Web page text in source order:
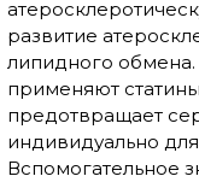
развитие
липидного
применяют
предотвращает
индивидуально
Вспомогательное